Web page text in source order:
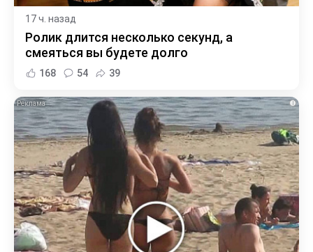
17 ч. назад
Ролик длится несколько секунд, а
смеяться вы будете долго
168 54 39
i